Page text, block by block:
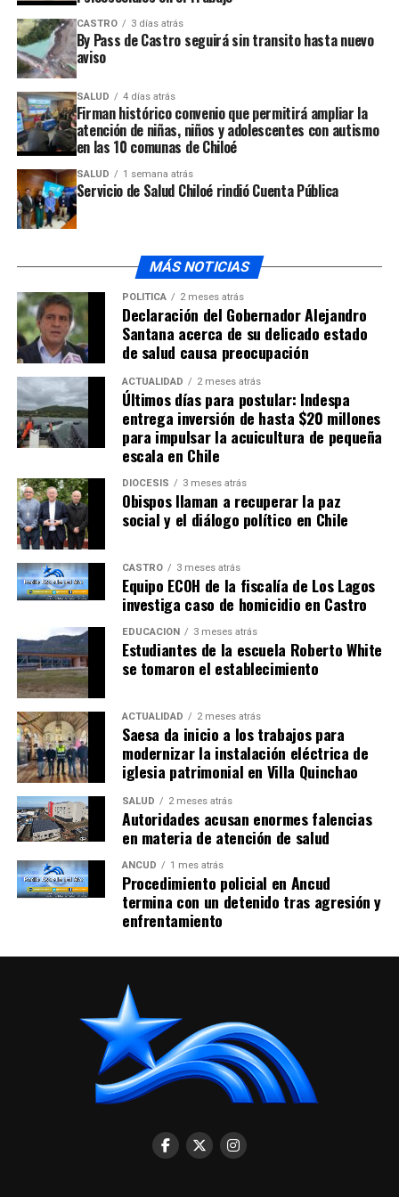
accidente de tránsito, en esta ocasión con el saldo de
dos personas con lesiones menos graves y un total de
cinco involucrados.
El accidente tuvo lugar el día domingo 25 de diciembre
poco antes del mediodía en el sector de Putemún,
donde dos vehículos chocaron frontalmente, por causas
que forman parte de la investigación.
Francisco Delgado, comandante del Cuerpo de
Bomberos de Castro
ocupantes de los móviles, aunque no estaban atrapadas.
En el lugar trabajó tambiénpersonal del SAMU de
Castro, a cargo del enfermero Sebastián Pérez
dio cuenta de la situación en que se encontraban los
afectados.
Durante esta última semana del año 2022, Carabineros
intensifica los controles llamando a la conducción con
la debida precaución y siempre atentos a las condiciones
de la ruta y a las maniobras que puedan realizar otros
conductores, sobre todo teniendo en consideración que
el parque vehicular en las calles y carreteras aumenta
considerablemente en torno a la fecha de Año Nuevo.
ARTÍCULOS RELACIONADOS:
UP NEXT
Ancud comenzó campaña para ir en ayuda de
damnificados tras incendio en Viña del Mar
NO TE PIERDAS
Carabineros y PDI mantienen intensos rastreos en
búsqueda de vecino desaparecido
CASTRO 3 días atrás
By Pass de Castro seguirá sin transito hasta nuevo
aviso
SALUD 4 días atrás
Firman histórico convenio que permitirá ampliar la
atención de niñas, niños y adolescentes con autismo
en las 10 comunas de Chiloé
SALUD 1 semana atrás
Servicio de Salud Chiloé rindió Cuenta Pública
MÁS NOTICIAS
POLÍTICA 2 meses atrás
Declaración del Gobernador Alejandro
Santana acerca de su delicado estado
de salud causa preocupación
ACTUALIDAD 2 meses atrás
Últimos días para postular: Indespa
entrega inversión de hasta $20 millones
para impulsar la acuicultura de pequeña
escala en Chile
DIÓCESIS 3 meses atrás
Obispos llaman a recuperar la paz
social y el diálogo político en Chile
CASTRO 3 meses atrás
Equipo ECOH de la fiscalía de Los Lagos
investiga caso de homicidio en Castro
EDUCACIÓN 3 meses atrás
Estudiantes de la escuela Roberto White
se tomaron el establecimiento
ACTUALIDAD 2 meses atrás
Saesa da inicio a los trabajos para
modernizar la instalación eléctrica de
iglesia patrimonial en Villa Quinchao
SALUD 2 meses atrás
Autoridades acusan enormes falencias
en materia de atención de salud
ANCUD 1 mes atrás
Procedimiento policial en Ancud
termina con un detenido tras agresión y
enfrentamiento